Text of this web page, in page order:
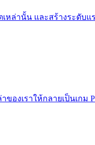
เหล่านั้น และสร้างระดับ
งเราให้กลายเป็นเกม